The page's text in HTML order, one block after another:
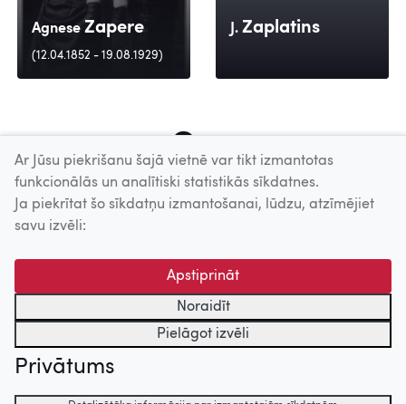
Agnese Zapere
(12.04.1852 - 19.08.1929)
J. Zaplatins
Uz augšu
© 2026 Nacionālais Kino centrs, Kultūras informācijas sistēmu
centrs. Sadarbības partneris: Latvijas Valsts
kinofotofonodokumentu arhīvs.
Ar Jūsu piekrišanu šajā vietnē var tikt izmantotas
funkcionālās un analītiski statistikās sīkdatnes.
Ja piekrītat šo sīkdatņu izmantošanai, lūdzu, atzīmējiet
savu izvēli:
Apstiprināt
Noraidīt
Pielāgot izvēli
Privātums